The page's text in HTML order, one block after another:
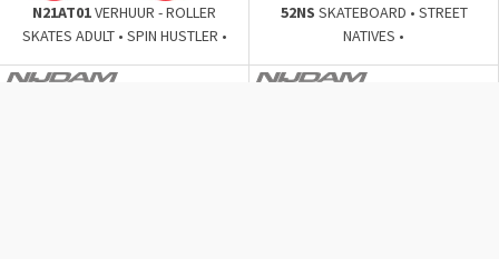
N21AT01VERHUUR - ROLLER
SKATES ADULT • SPIN HUSTLER •
52NS SKATEBOARD • STREET
NATIVES •